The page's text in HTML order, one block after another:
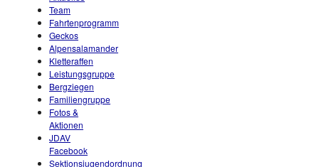
Team
Fahrtenprogramm
Geckos
Alpensalamander
Kletteraffen
Leistungsgruppe
Bergziegen
Familiengruppe
Fotos &
Aktionen
JDAV
Facebook
Sektionsjugendordnung